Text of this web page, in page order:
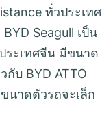
ทั่วประเทศ
Seagull เป็น
ระเทศจีน มีขนาด
บ BYD ATTO
นาดตัวรถจะเล็ก